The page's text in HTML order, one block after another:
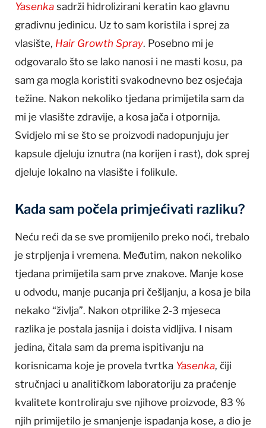
Yasenka sadrži hidrolizirani keratin kao glavnu
gradivnu jedinicu. Uz to sam koristila i sprej za
vlasište, Hair Growth Spray. Posebno mi je
odgovaralo što se lako nanosi i ne masti kosu, pa
sam ga mogla koristiti svakodnevno bez osjećaja
težine. Nakon nekoliko tjedana primijetila sam da
mi je vlasište zdravije, a kosa jača i otpornija.
Svidjelo mi se što se proizvodi nadopunjuju jer
kapsule djeluju iznutra (na korijen i rast), dok sprej
djeluje lokalno na vlasište i folikule.
Kada sam počela primjećivati razliku?
Neću reći da se sve promijenilo preko noći, trebalo
je strpljenja i vremena. Međutim, nakon nekoliko
tjedana primijetila sam prve znakove. Manje kose
u odvodu, manje pucanja pri češljanju, a kosa je bila
nekako “življa”. Nakon otprilike 2-3 mjeseca
razlika je postala jasnija i doista vidljiva. I nisam
jedina, čitala sam da prema ispitivanju na
korisnicama koje je provela tvrtka Yasenka, čiji
stručnjaci u analitičkom laboratoriju za praćenje
kvalitete kontroliraju sve njihove proizvode, 83 %
njih primijetilo je smanjenje ispadanja kose, a dio je